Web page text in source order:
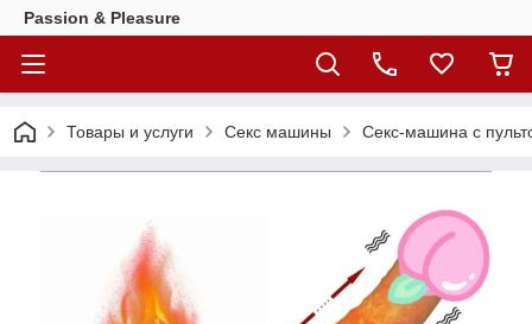
Passion & Pleasure
Товары и услуги Секс машины Секс-машина с